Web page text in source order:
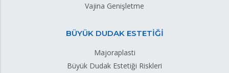
Vajina Genişletme
BÜYÜK DUDAK ESTETİĞİ
Majoraplasti
Büyük Dudak Estetiği Riskleri